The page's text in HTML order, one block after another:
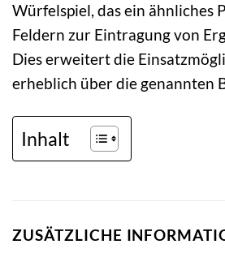
Würfelspiel, das ein ähnliches
Feldern zur Eintragung von
Dies erweitert die
erheblich über die genannten
Inhalt
ZUSÄTZLICHE